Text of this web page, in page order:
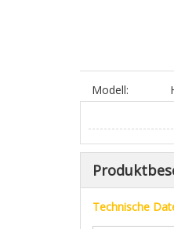
Modell:
Technische